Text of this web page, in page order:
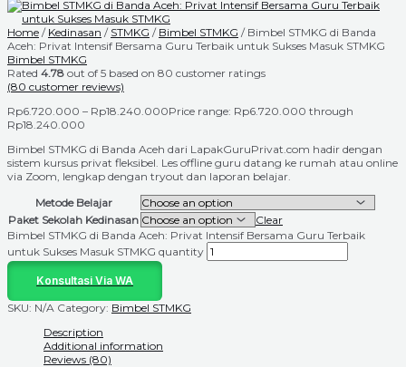
Home / Kedinasan / STMKG / Bimbel STMKG / Bimbel STMKG di Banda
Aceh: Privat Intensif Bersama Guru Terbaik untuk Sukses Masuk STMKG
Bimbel STMKG
Rated 4.78 out of 5 based on 80 customer ratings
(80 customer reviews)
Rp6.720.000 – Rp18.240.000Price range: Rp6.720.000 through
Rp18.240.000
Bimbel STMKG di Banda Aceh dari LapakGuruPrivat.com hadir dengan
sistem kursus privat fleksibel. Les offline guru datang ke rumah atau online
via Zoom, lengkap dengan tryout dan laporan belajar.
Metode Belajar
Paket Sekolah Kedinasan
Clear
Bimbel STMKG di Banda Aceh: Privat Intensif Bersama Guru Terbaik
untuk Sukses Masuk STMKG quantity
Konsultasi Via WA
SKU: N/A Category: Bimbel STMKG
Description
Additional information
Reviews (80)